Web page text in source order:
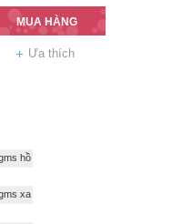
MUA HÀNG
Ưa thích
hồ
xa